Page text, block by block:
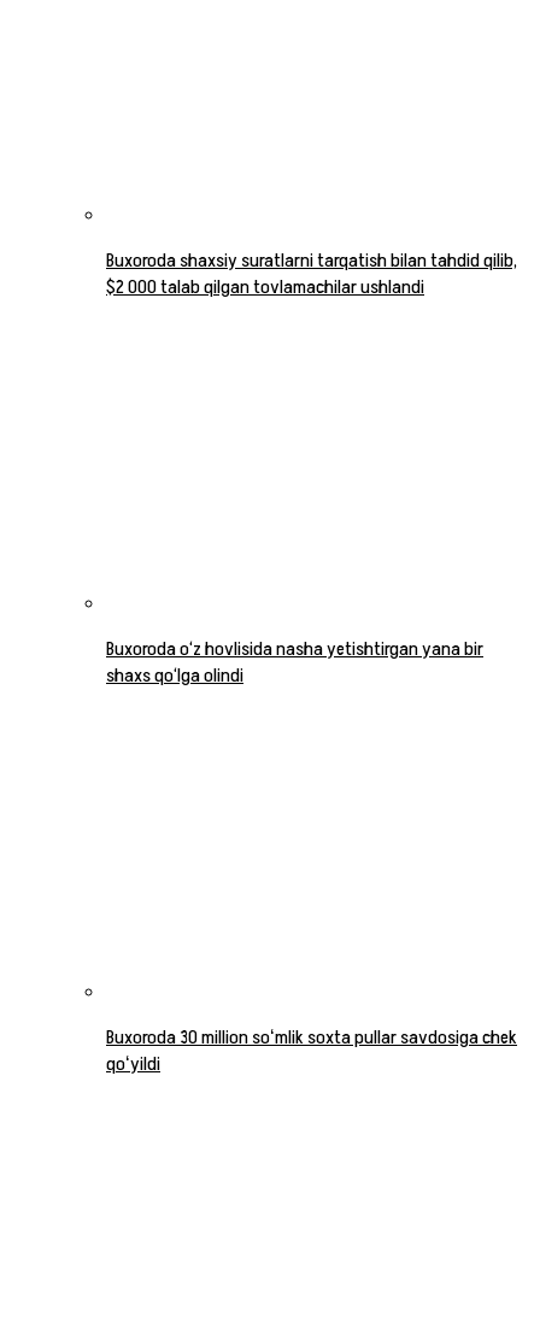
Buxoroda shaxsiy suratlarni tarqatish bilan tahdid qilib,
$2 000 talab qilgan tovlamachilar ushlandi
Buxoroda o‘z hovlisida nasha yetishtirgan yana bir
shaxs qo‘lga olindi
Buxoroda 30 million soʻmlik soxta pullar savdosiga chek
qoʻyildi